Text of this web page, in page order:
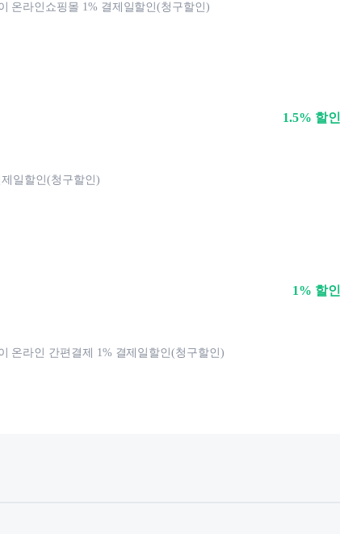
온라인쇼핑몰 1% 결제일할인(청구할인)
일할인(청구할인)
1.5% 할인
온라인 간편결제 1% 결제일할인(청구할인)
1% 할인